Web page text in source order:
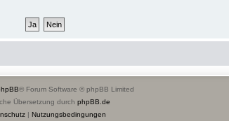
® Forum Software © phpBB Limited
Übersetzung durch phpBB.de
| Nutzungsbedingungen